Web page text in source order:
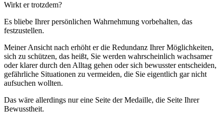
Wirkt er trotzdem?
Es bliebe Ihrer persönlichen Wahrnehmung vorbehalten, das
festzustellen.
Meiner Ansicht nach erhöht er die Redundanz Ihrer Möglichkeiten,
sich zu schützen, das heißt, Sie werden wahrscheinlich wachsamer
oder klarer durch den Alltag gehen oder sich bewusster entscheiden,
gefährliche Situationen zu vermeiden, die Sie eigentlich gar nicht
aufsuchen wollten.
Das wäre allerdings nur eine Seite der Medaille, die Seite Ihrer
Bewusstheit.